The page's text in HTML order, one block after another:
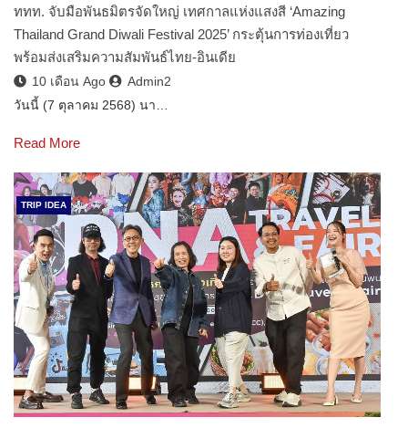
ททท. จับมือพันธมิตรจัดใหญ่ เทศกาลแห่งแสงสี ‘Amazing
Thailand Grand Diwali Festival 2025’ กระตุ้นการท่องเที่ยว
พร้อมส่งเสริมความสัมพันธ์ไทย-อินเดีย
10 เดือน Ago
Admin2
วันนี้ (7 ตุลาคม 2568) นา…
Read More
TRIP IDEA